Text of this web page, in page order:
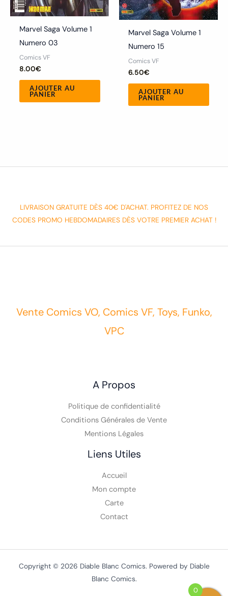
Marvel Saga Volume 1
Numero 03
Comics VF
8.00€
AJOUTER AU
PANIER
Marvel Saga Volume 1
Numero 15
Comics VF
6.50€
AJOUTER AU
PANIER
LIVRAISON GRATUITE DÈS 40€ D'ACHAT. PROFITEZ DE NOS
CODES PROMO HEBDOMADAIRES DÈS VOTRE PREMIER ACHAT !
Vente Comics VO, Comics VF, Toys, Funko,
VPC
A Propos
Politique de confidentialité
Conditions Générales de Vente
Mentions Légales
Liens Utiles
Accueil
Mon compte
Carte
Contact
Copyright © 2026 Diable Blanc Comics. Powered by Diable
Blanc Comics.
0